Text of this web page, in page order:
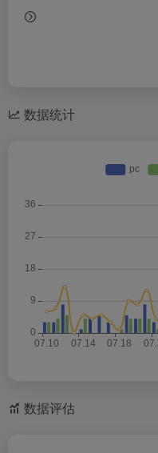
数据统计
数据评估